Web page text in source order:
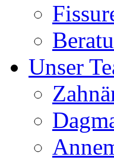
Unser